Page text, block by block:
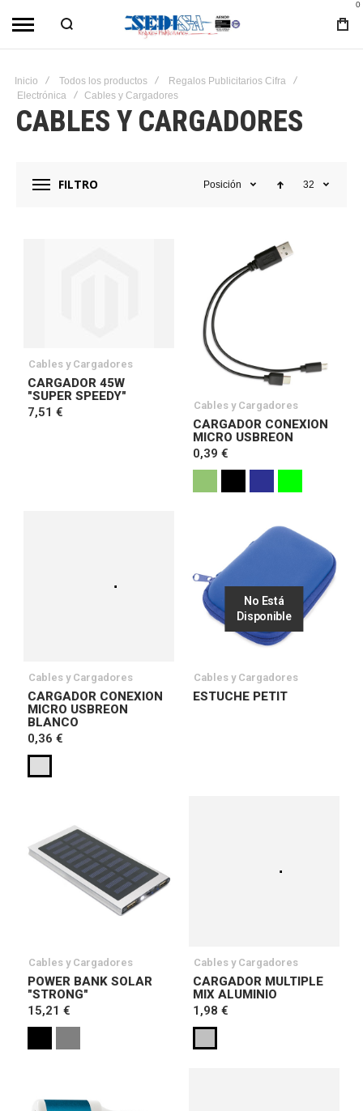
0
Inicio Todos los productos
Regalos Publicitarios Cifra
Electrónica
Cables y Cargadores
CABLES Y CARGADORES
FILTRO Posición 32
Cables y Cargadores
CARGADOR 45W
"SUPER SPEEDY"
7,51 €
Cables y Cargadores
CARGADOR CONEXION
MICRO USBREON
0,39 €
Cables y Cargadores
CARGADOR CONEXION
MICRO USBREON
BLANCO
0,36 €
No Está
Disponible
Cables y Cargadores
ESTUCHE PETIT
Cables y Cargadores
POWER BANK SOLAR
"STRONG"
15,21 €
Cables y Cargadores
CARGADOR MULTIPLE
MIX ALUMINIO
1,98 €